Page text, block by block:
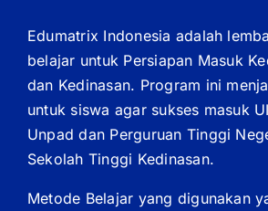
Edumatrix Indonesia adalah
belajar untuk Persiapan Masuk
dan Kedinasan. Program ini
untuk siswa agar sukses masuk
Unpad dan Perguruan Tinggi
Sekolah Tinggi Kedinasan.
Metode Belajar yang digunakan